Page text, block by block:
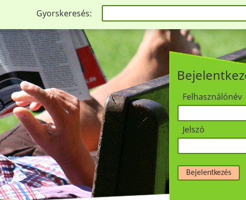
Gyorskeresés:
Felhasználónév
Jelszó
Bejelentkezés